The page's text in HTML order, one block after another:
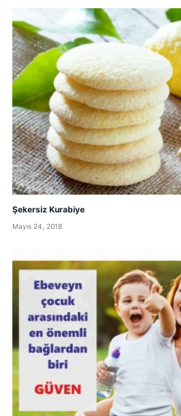
Şekersiz Kurabiye
Mayıs 24, 2018